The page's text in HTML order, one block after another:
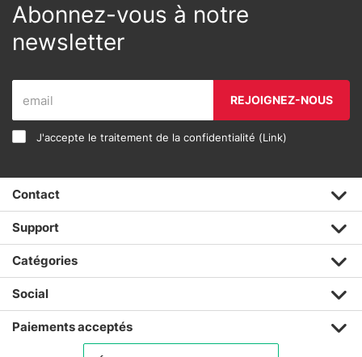
Abonnez-vous à notre
newsletter
REJOIGNEZ-NOUS
J'accepte le traitement de la confidentialité (Link)
Contact
Support
Catégories
Social
Paiements acceptés